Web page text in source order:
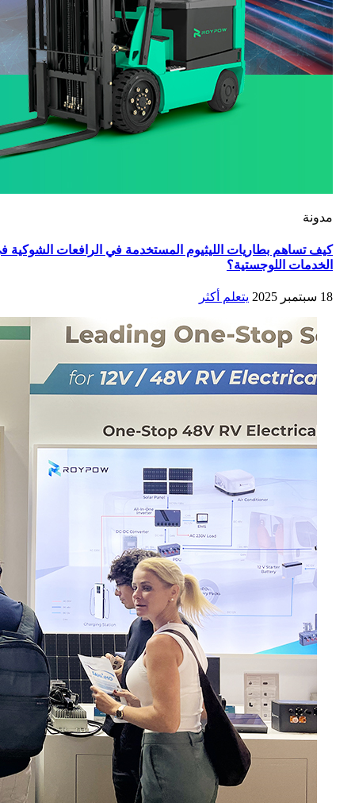
مدونة
كيف تساهم بطاريات الليثيوم المستخدمة في الرافعات
الخدمات اللوجستية؟
18 سبتمبر 2025 يتعلم أكثر